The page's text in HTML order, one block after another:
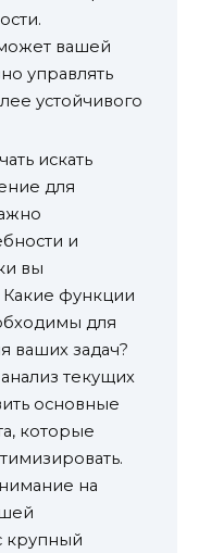
вашей
управлять
устойчивого
искать
для
и
вы
Какие функции
для
ваших задач?
текущих
основные
которые
на
крупный